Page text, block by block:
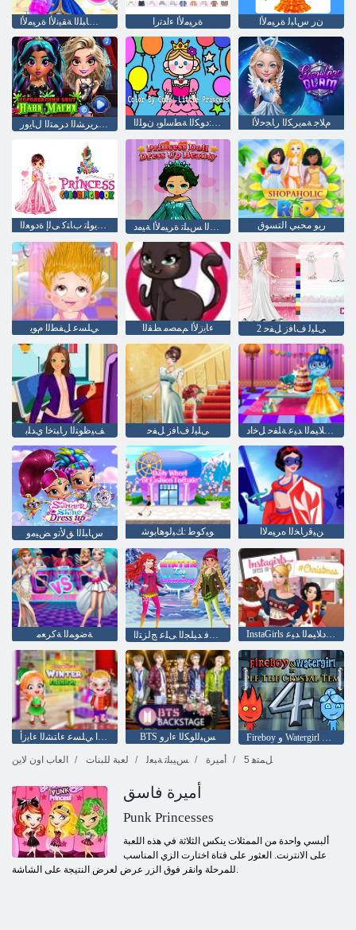
ﺝﺎﻴﻜﻤﻟﺍﻭ ﺱﺎﺒﻠﻟﺍ ﺔﻘﻴﻧﻷ ﺍ ﺓﺮﻴﻣﻷ ﺍ ﺓﺮﻴﻣﻷ ﺍ ءﺍﺪﺗﺭﺍ ﻥﺭ ﺱﺎﺒﻟ ﺓﺮﻴﻣﻷ ﺍ
ﺓﺮﻴﻐﺻ ﺓﺮﻴﻣﺃ :ﺩﻮﻜﻟﺍ ﺔﻄﺳﺍﻮﺑ ﻥﻮﻠﻟﺍ ﻡﻼ ﺟ ﺔﻤﻳﺮﻜﻟﺍ ﺭﺎﺠﺣﻷ ﺍ
ﺔﺳﺭﺪﻤﻟﺎﺑ ﺓﺮﻴﻣﻷ ﺍ ﻦﻳﻮﻠﺗ ﺏﺎﺘﻛ ﻰﻟﺇ ﺓﺩﻮﻌﻟﺍ ريو محبي التسوق
ﻲﻠﺴﻋ ﻞﻔﻄﻟﺍ ﻡﻮﻳ ءﺎﻳﺯﻷ ﺍ ﻢﻤﺼﻣ ﻂﻘﻟﺍ 2 ﻰﻠﻴﻟ ﻑﺎﻓﺯ ﻞﻔﺣ
ﻒﻴﻇﻮﺘﻟﺍ ﺭﺎﺒﺘﺧﺍ ﻱﺪﻠﺑ ﻰﻠﻴﻟ ﻑﺎﻓﺯ ﻞﻔﺣ ﺝﺭﺎﺧ ﺩﻼ ﻴﻤﻟﺍ ﺪﻴﻋ ﺔﻠﻔﺣ ﻞﺧﺍﺩ
ﺱﺎﺒﻠﻟﺍ ﻖﻟﺄﺗﻭ ﺾﻴﻣﻭ ﻮﻴﻛﻮﻃ :ﻚﻴﻟﻮﻫﺎﺑﻮﺷ ﻦﻴﻗﺭﺎﺨﻟﺍ ﻩﺮﻴﻣﻻ ﺍ
ﺔﺿﻮﻤﻟﺍ ﺔﻛﺮﻌﻣ ءﺎﺘﺸﻟﺍ ﻞﺼﻓ ﻲﻓ ﺪﻴﻠﺠﻟﺍ ﻰﻠﻋ ﺞﻟﺰﺘﻟﺍ InstaGirls ﺱﺎﺒﻠﻟﺍﻭ ﺩﻼ ﻴﻤﻟﺍ ﺪﻴﻋ
ﻞﻔﻄﻟﺍ ﻲﻠﺴﻋ ءﺎﺘﺸﻟﺍ ءﺎﻳﺯﺃ BTS ﺲﻴﻟﺍﻮﻜﻟﺍ ءﺍﺭﻭ
Fireboy ﻭ Watergirl 4: Crystal Temple
العاب اون لاين
لعبة للبنات ﺲﻴﺒﻠﺗ ﺔﺒﻌﻟ أميرة 5 ﻞﻤﺘﻫ
أميرة فاسق
Punk Princesses
ألبسي واحدة من الممثلات ينكس الثلاثة في هذه اللعبة
على الانترنت. العثور على فتاة اختارت الزي المناسب
للمرحلة وانقر فوق الزر عرض لعرض النتيجة على الشاشة.